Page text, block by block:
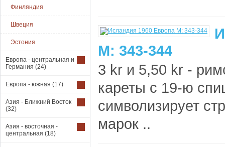
Финляндия
Швеция
Эстония
Европа - центральная и
Германия (24)
Европа - южная (17)
Азия - Ближний Восток
(32)
Азия - восточная -
центральная (18)
М: 343-344
3 kr и 5,50 kr -
кареты с 19-ю
символизирует
марок ..